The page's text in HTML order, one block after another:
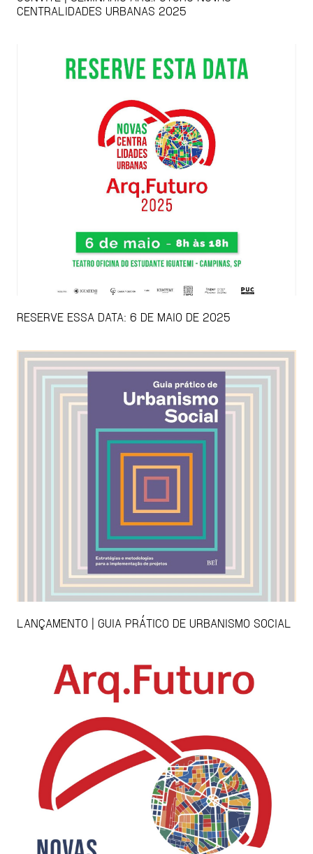
CENTRALIDADES URBANAS 2025
RESERVE ESSA DATA: 6 DE MAIO DE 2025
LANÇAMENTO | GUIA PRÁTICO DE URBANISMO SOCIAL